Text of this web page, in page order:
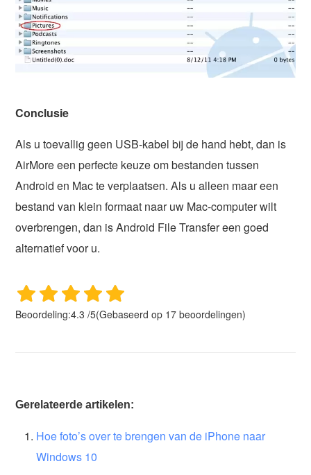
Conclusie
Als u toevallig geen USB-kabel bij de hand hebt, dan is
AirMore een perfecte keuze om bestanden tussen
Android en Mac te verplaatsen. Als u alleen maar een
bestand van klein formaat naar uw Mac-computer wilt
overbrengen, dan is Android File Transfer een goed
alternatief voor u.
Beoordeling:4.3 /5(Gebaseerd op 17 beoordelingen)
Gerelateerde artikelen:
Hoe foto’s over te brengen van de iPhone naar
Windows 10